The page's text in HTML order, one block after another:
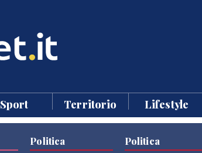
Sport Territorio Lifestyle
Politica Politica